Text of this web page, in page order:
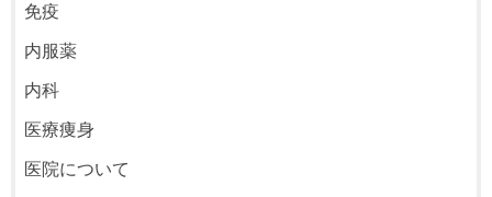
免疫
内服薬
内科
医療痩身
医院について